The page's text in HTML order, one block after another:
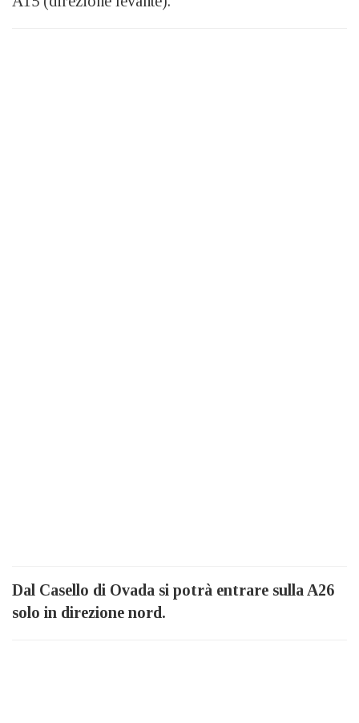
Dal Casello di Ovada si potrà entrare sulla A26
solo in direzione nord.